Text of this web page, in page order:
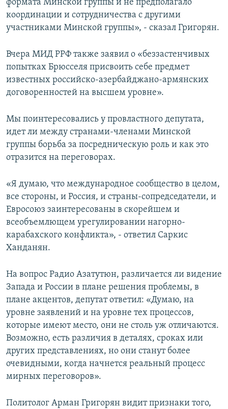
формата Минской группы и не предполагало
координации и сотрудничества с другими
участниками Минской группы», - сказал Григорян.
Вчера МИД РРФ также заявил о «беззастенчивых
попытках Брюсселя присвоить себе предмет
известных российско-азербайджано-армянских
договоренностей на высшем уровне».
Мы поинтересовались у провластного депутата,
идет ли между странами-членами Минской
группы борьба за посредническую роль и как это
отразится на переговорах.
«Я думаю, что международное сообщество в целом,
все стороны, и Россия, и страны-сопредседатели, и
Евросоюз заинтересованы в скорейшем и
всеобъемлющем урегулировании нагорно-
карабахского конфликта», - ответил Саркис
Ханданян.
На вопрос Радио Азатутюн, различается ли видение
Запада и России в плане решения проблемы, в
плане акцентов, депутат ответил: «Думаю, на
уровне заявлений и на уровне тех процессов,
которые имеют место, они не столь уж отличаются.
Возможно, есть различия в деталях, сроках или
других представлениях, но они станут более
очевидными, когда начнется реальный процесс
мирных переговоров».
Политолог Арман Григорян видит признаки того,